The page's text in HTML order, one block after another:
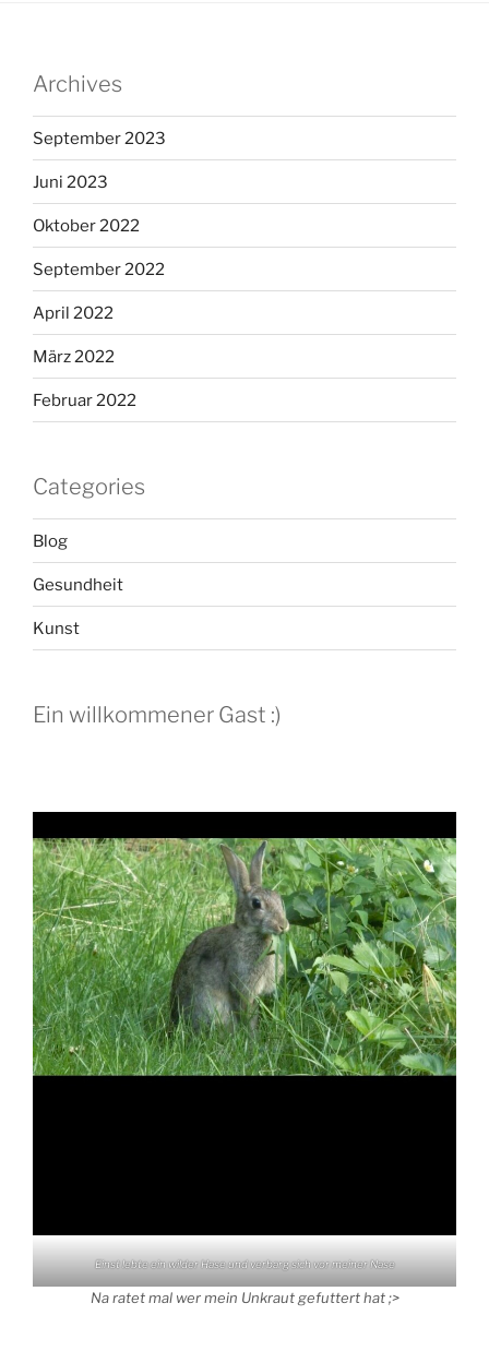
Archives
September 2023
Juni 2023
Oktober 2022
September 2022
April 2022
März 2022
Februar 2022
Categories
Blog
Gesundheit
Kunst
Ein willkommener Gast :)
Einst lebte ein wilder Hase und verbarg sich vor meiner Nase
Na ratet mal wer mein Unkraut gefuttert hat ;>